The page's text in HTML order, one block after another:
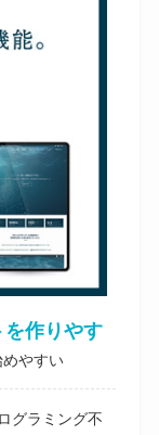
作りやす
やすい
グラミング不